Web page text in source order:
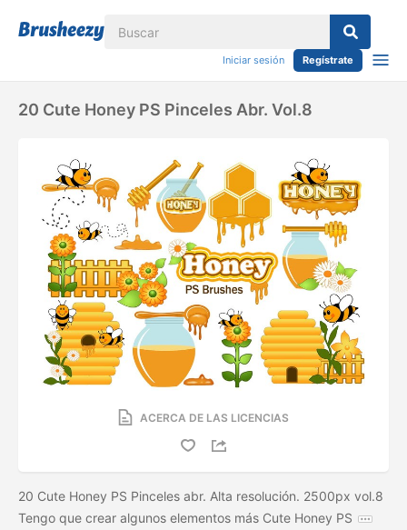
Iniciar sesión Regístrate
20 Cute Honey PS Pinceles Abr. Vol.8
ACERCA DE LAS LICENCIAS
20 Cute Honey PS Pinceles abr. Alta resolución. 2500px vol.8
Tengo que crear algunos elementos más Cute Honey PS